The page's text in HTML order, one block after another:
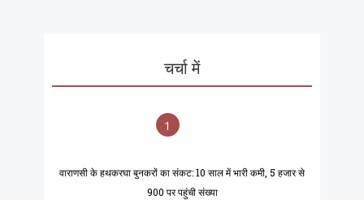
चर्चा में
1
वाराणसी के हथकरघा बुनकरों का संकट: 10 साल में भारी कमी, 5 हजार से
900 पर पहुंची संख्या